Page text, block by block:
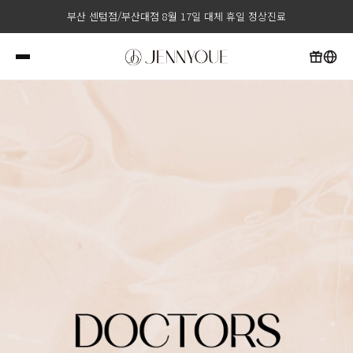
부산 센텀점 매주 수요일 레이저 제모 정기 휴진
부산 센텀점/부산대점 8월 15일 광복절 휴진
부산 센텀점/부산대점 8월 17일 대체 휴일 정상진료
부산 센텀점 매주 수요일 레이저 제모 정기 휴진